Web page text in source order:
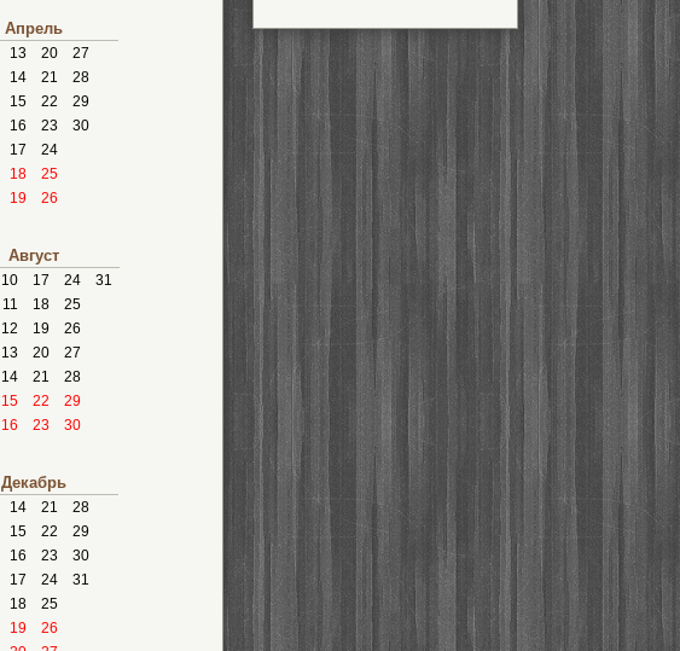
Апрель
13 20
27
14 21
28
15 22
29
16 23
30
17
24
18
25
19 26
Август
10 17 24
31
11 18
25
12 19
26
13 20
27
14 21
28
15 22
29
16 23 30
Декабрь
14 21
28
15 22
29
16 23
30
17 24
31
18
25
19
26